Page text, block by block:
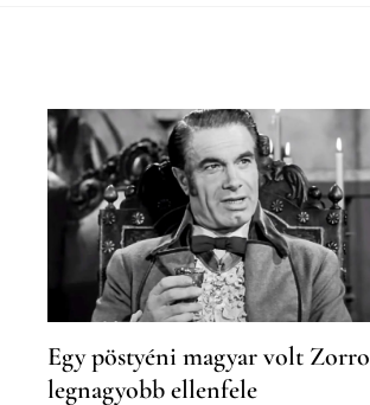
Egy pöstyéni magyar volt Zorro
legnagyobb ellenfele